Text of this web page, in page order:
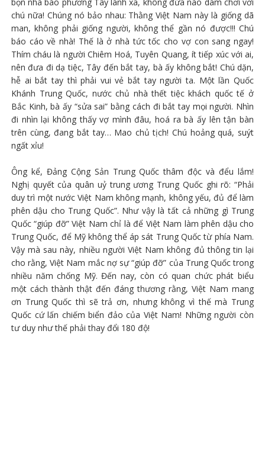
chú nữa! Chúng nó bảo nhau: Thằng Việt Nam này là giống dã
man, không phải giống người, không thể gần nó được!!! Chú
báo cáo về nhà! Thế là ở nhà tức tốc cho vợ con sang ngay!
Thím cháu là người Chiêm Hoá, Tuyên Quang, ít tiếp xúc với ai,
nên đưa đi dạ tiệc, Tây đến bắt tay, bà ấy không bắt! Chú dặn,
hễ ai bắt tay thì phải vui vẻ bắt tay người ta. Một lần Quốc
Khánh Trung Quốc, nước chủ nhà thết tiệc khách quốc tế ở
Bắc Kinh, bà ấy “sửa sai” bằng cách đi bắt tay mọi người. Nhìn
đi nhìn lại không thấy vợ mình đâu, hoá ra bà ấy lên tận bàn
trên cùng, đang bắt tay… Mao chủ tịch! Chú hoảng quá, suýt
ngất xỉu!
Ông kể, Đảng Cộng Sản Trung Quốc thâm độc và đểu lắm!
Nghị quyết của quân uỷ trung ương Trung Quốc ghi rõ: “Phải
duy trì một nước Việt Nam không mạnh, không yếu, đủ để làm
phên dậu cho Trung Quốc”. Như vậy là tất cả những gì Trung
Quốc “giúp đỡ” Việt Nam chỉ là để Việt Nam làm phên dậu cho
Trung Quốc, để Mỹ không thể áp sát Trung Quốc từ phía Nam.
Vậy mà sau này, nhiều người Việt Nam không đủ thông tin lại
cho rằng, Việt Nam mắc nợ sự “giúp đỡ” của Trung Quốc trong
nhiều năm chống Mỹ. Đến nay, còn có quan chức phát biểu
một cách thành thật đến đáng thương rằng, Việt Nam mang
ơn Trung Quốc thì sẽ trả ơn, nhưng không vì thế mà Trung
Quốc cứ lấn chiếm biển đảo của Việt Nam! Những người còn
tư duy như thế phải thay đổi 180 độ!